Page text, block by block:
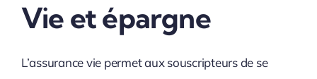
Vie et épargne
L’assurance vie permet aux souscripteurs de se